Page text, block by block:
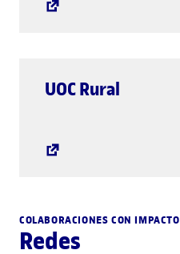
UOC Rural
COLABORACIONES CON IMPACTO
Redes